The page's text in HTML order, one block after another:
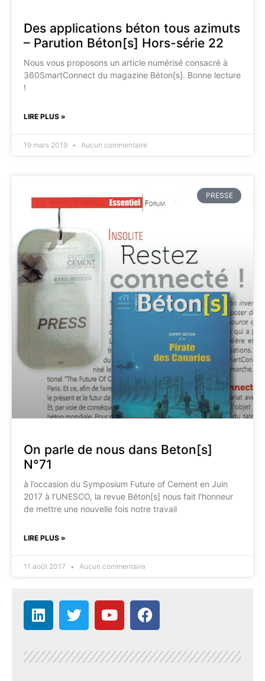
Des applications béton tous azimuts
– Parution Béton[s] Hors-série 22
Nous vous proposons un article numérisé consacré à
360SmartConnect du magazine Béton[s]. Bonne lecture
!
LIRE PLUS »
19 mars 2019 Aucun commentaire
PRESSE
On parle de nous dans Beton[s]
N°71
à l’occasion du Symposium Future of Cement en Juin
2017 à l’UNESCO, la revue Béton[s] nous fait l’honneur
de mettre une nouvelle fois notre travail
LIRE PLUS »
11 août 2017 Aucun commentaire